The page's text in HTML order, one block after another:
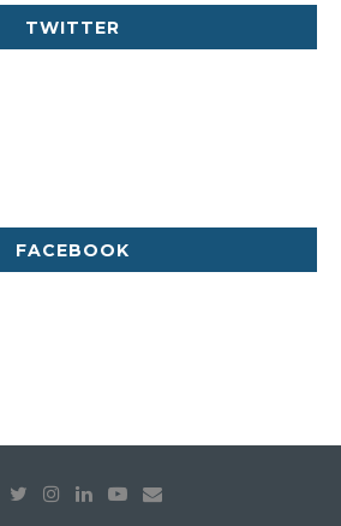
TWITTER
FACEBOOK